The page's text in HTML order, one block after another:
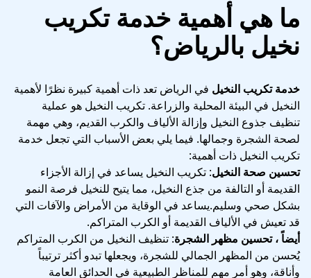
ما هي أهمية خدمة تكريب
نخيل بالرياض؟
خدمة تكريب النخيل في الرياض تعد ذات أهمية كبيرة نظرًا لأهمية
النخيل في البيئة المحلية والزراعة. تكريب النخيل هو عملية
تنظيف جذوع النخيل وإزالة الألياف والكرب القديم، وهي مهمة
لصحة الشجرة وجمالها. فيما يلي بعض الأسباب التي تجعل خدمة
تكريب النخيل ذات أهمية:
تحسين صحة النخيل: تكريب النخيل يساعد في إزالة الأجزاء
القديمة أو التالفة من جذع النخيل، مما يتيح للنخيل فرصة النمو
بشكل صحي وسليم.يساعد في الوقاية من الأمراض والآفات التي
قد تعيش في الألياف القديمة أو الكرب المتراكم.
أيضاً ، تحسين مظهر الشجرة: تنظيف النخيل من الكرب المتراكم
يُحسن من المظهر الجمالي للشجرة، ويجعلها تبدو أكثر ترتيباً
وأناقة، وهو أمر مهم للمناظر الطبيعية في الحدائق العامة